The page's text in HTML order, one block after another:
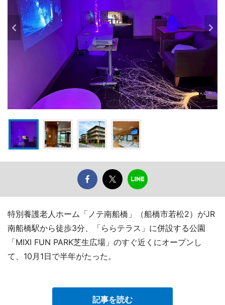
特別養護老人ホーム「ノテ南船橋」（船橋市若松2）がJR
南船橋駅から徒歩3分、「ららテラス」に併設する公園
「MIXI FUN PARK芝生広場」のすぐ近くにオープンし
て、10月1日で半年がたった。
記事を読む